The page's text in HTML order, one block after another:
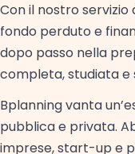
Con il nostro
fondo perduto e
dopo passo nella
completa, studiata e
Bplanning vanta
pubblica e privata.
imprese, start-up e